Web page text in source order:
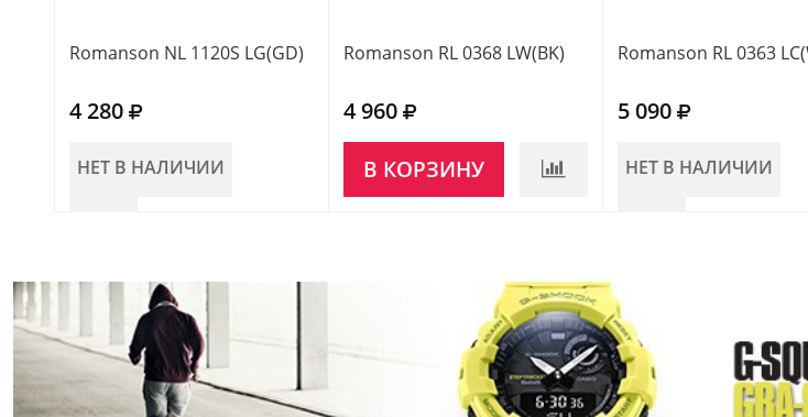
Romanson NL 1120S LG(GD)
4 280
НЕТ В НАЛИЧИИ
Romanson RL 0368 LW(BK)
4 960
В КОРЗИНУ
Romanson RL 0363
5 090
НЕТ В НАЛИЧИИ